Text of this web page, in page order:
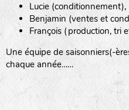
Lucie (conditionnement),
Benjamin (ventes et
François (production, tri
Une équipe de saisonniers(-
chaque année……